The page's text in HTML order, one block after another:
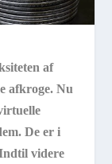
af
afkroge. Nu
De er i
videre